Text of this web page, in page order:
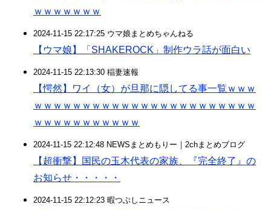
ｗｗｗｗｗｗｗ
2024-11-15 22:17:25 ウマ娘まとめちゃんねる
【ウマ娘】「SHAKEROCK」制作ウラ話が面白い
2024-11-15 22:13:30 稲妻速報
【愕然】ワイ（女）が旦那に隠してる事一覧ｗｗｗ
ｗｗｗｗｗｗｗｗｗｗｗｗｗｗｗｗｗｗｗｗｗｗｗ
ｗｗｗｗｗｗｗｗｗｗｗ
2024-11-15 22:12:48 NEWSまとめもりー｜2chまとめブログ
【超衝撃】国民の玉木代表の家族、『完全終了』の
お知らせ・・・・・
2024-11-15 22:12:23 暇つぶしニュース